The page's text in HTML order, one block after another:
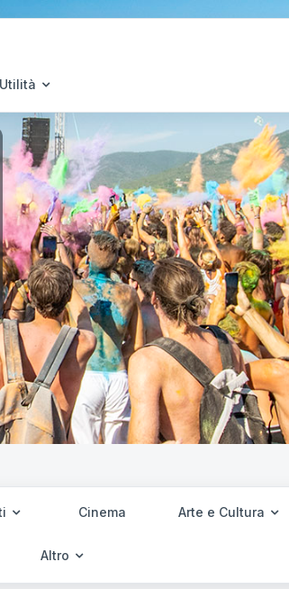
Utilità
Cinema Arte e Cultura
Altro